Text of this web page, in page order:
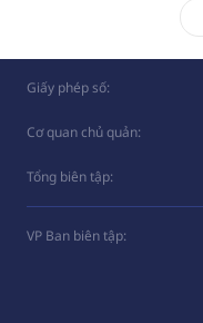
Giấy phép số:
Cơ quan chủ quản:
Tổng biên tập:
VP Ban biên tập: